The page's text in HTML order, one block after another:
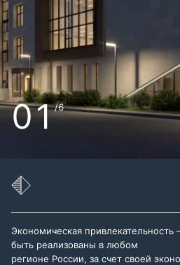
01/6
Экономическая
быть реализованы в любом
регионе России, за счет своей